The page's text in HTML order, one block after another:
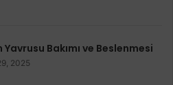
Yavrusu Bakımı ve Beslenmesi
2025